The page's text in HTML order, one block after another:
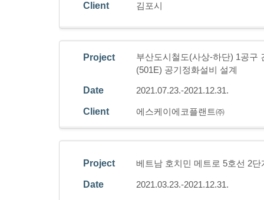
Client 김포시
Project
부산도시철도(사상-하단) 1공구
(501E) 공기정화설비 설계
Date 2021.07.23.-2021.12.31.
Client 에스케이에코플랜트㈜
Project 베트남 호치민 메트로 5호선 2단
Date 2021.03.23.-2021.12.31.